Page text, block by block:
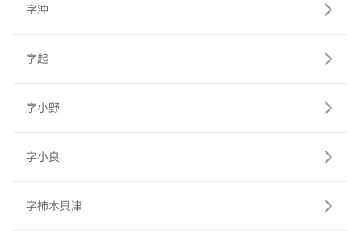
字沖
字起
字小野
字小良
字柿木貝津